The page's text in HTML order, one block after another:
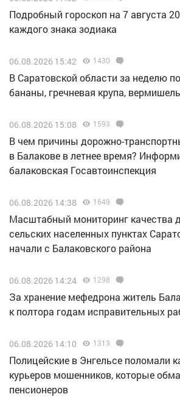
Подробный гороскоп на 7 августа
каждого знака зодиака
06.08.2026 15:42 1430
В Саратовской области за неделю
бананы, гречневая крупа,
06.08.2026 15:08 1593
В чем причины дорожно-
в Балакове в летнее время?
балаковская Госавтоинспекция
06.08.2026 14:38 1649
Масштабный мониторинг качества
сельских населенных пунктах
начали с Балаковского района
06.08.2026 14:24 1298
За хранение мефедрона житель
к полтора годам исправительных
06.08.2026 14:10 1313
Полицейские в Энгельсе поломали
курьеров мошенников, которые
пенсионеров